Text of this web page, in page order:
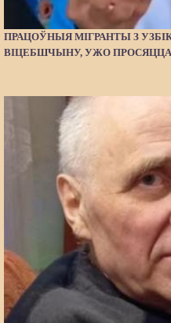
ПРАЦОЎНЫЯ МІГРАНТЫ З
ВІЦЕБШЧЫНУ, УЖО